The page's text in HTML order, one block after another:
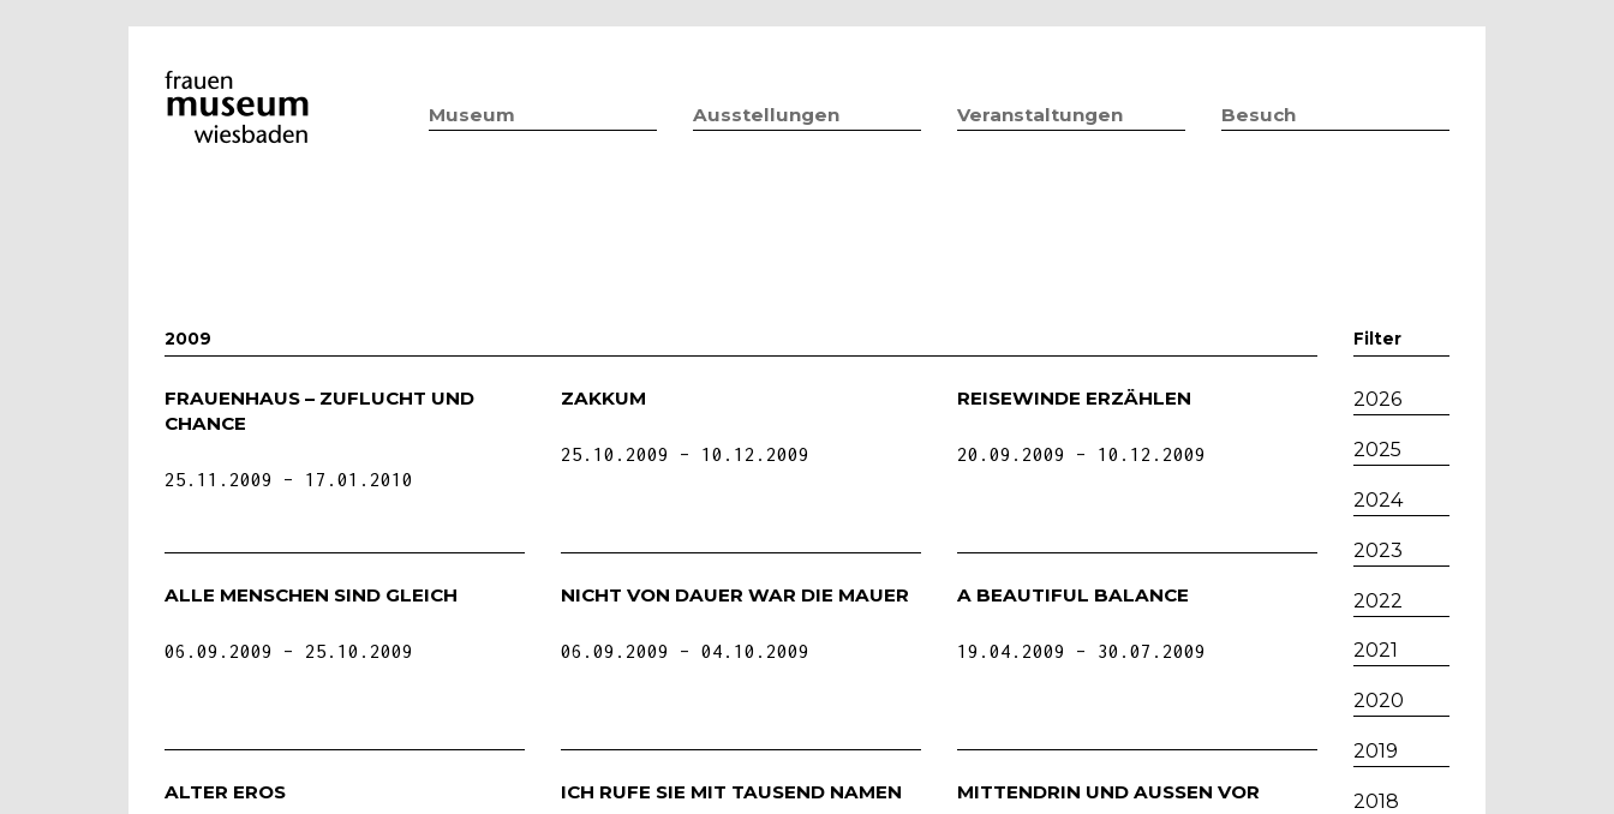
Museum Ausstellungen Veranstaltungen Besuch
2009
FRAUENHAUS – ZUFLUCHT UND
CHANCE
25.11.2009 17.01.2010
ZAKKUM
25.10.2009 10.12.2009
REISEWINDE ERZÄHLEN
20.09.2009 10.12.2009
ALLE MENSCHEN SIND GLEICH
06.09.2009 25.10.2009
NICHT VON DAUER WAR DIE MAUER
06.09.2009 04.10.2009
A BEAUTIFUL BALANCE
19.04.2009 30.07.2009
ALTER EROS ICH RUFE SIE MIT TAUSEND NAMEN MITTENDRIN UND AUSSEN VOR
Filter
2026
2025
2024
2023
2022
2021
2020
2019
2018